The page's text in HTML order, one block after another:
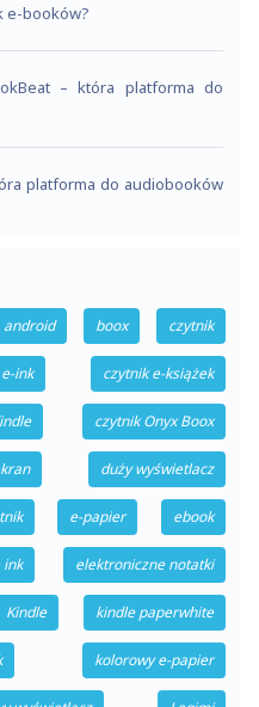
e-booków?
– która platforma do
platforma do audiobooków
android boox czytnik
ink czytnik e-książek
czytnik Onyx Boox
duży wyświetlacz
e-papier ebook
ink elektroniczne notatki
Kindle kindle paperwhite
kolorowy e-papier